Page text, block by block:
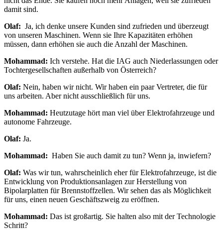
damit sind.
Olaf: Ja, ich denke unsere Kunden sind zufrieden und überzeugt
von unseren Maschinen. Wenn sie Ihre Kapazitäten erhöhen
müssen, dann erhöhen sie auch die Anzahl der Maschinen.
Mohammad: Ich verstehe. Hat die IAG auch Niederlassungen oder
Tochtergesellschaften außerhalb von Österreich?
Olaf: Nein, haben wir nicht. Wir haben ein paar Vertreter, die für
uns arbeiten. Aber nicht ausschließlich für uns.
Mohammad: Heutzutage hört man viel über Elektrofahrzeuge und
autonome Fahrzeuge.
Olaf: Ja.
Mohammad: Haben Sie auch damit zu tun? Wenn ja, inwiefern?
Olaf: Was wir tun, wahrscheinlich eher für Elektrofahrzeuge, ist die
Entwicklung von Produktionsanlagen zur Herstellung von
Bipolarplatten für Brennstoffzellen. Wir sehen das als Möglichkeit
für uns, einen neuen Geschäftszweig zu eröffnen.
Mohammad: Das ist großartig. Sie halten also mit der Technologie
Schritt?